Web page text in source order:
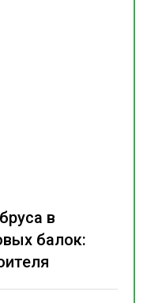
в
балок: